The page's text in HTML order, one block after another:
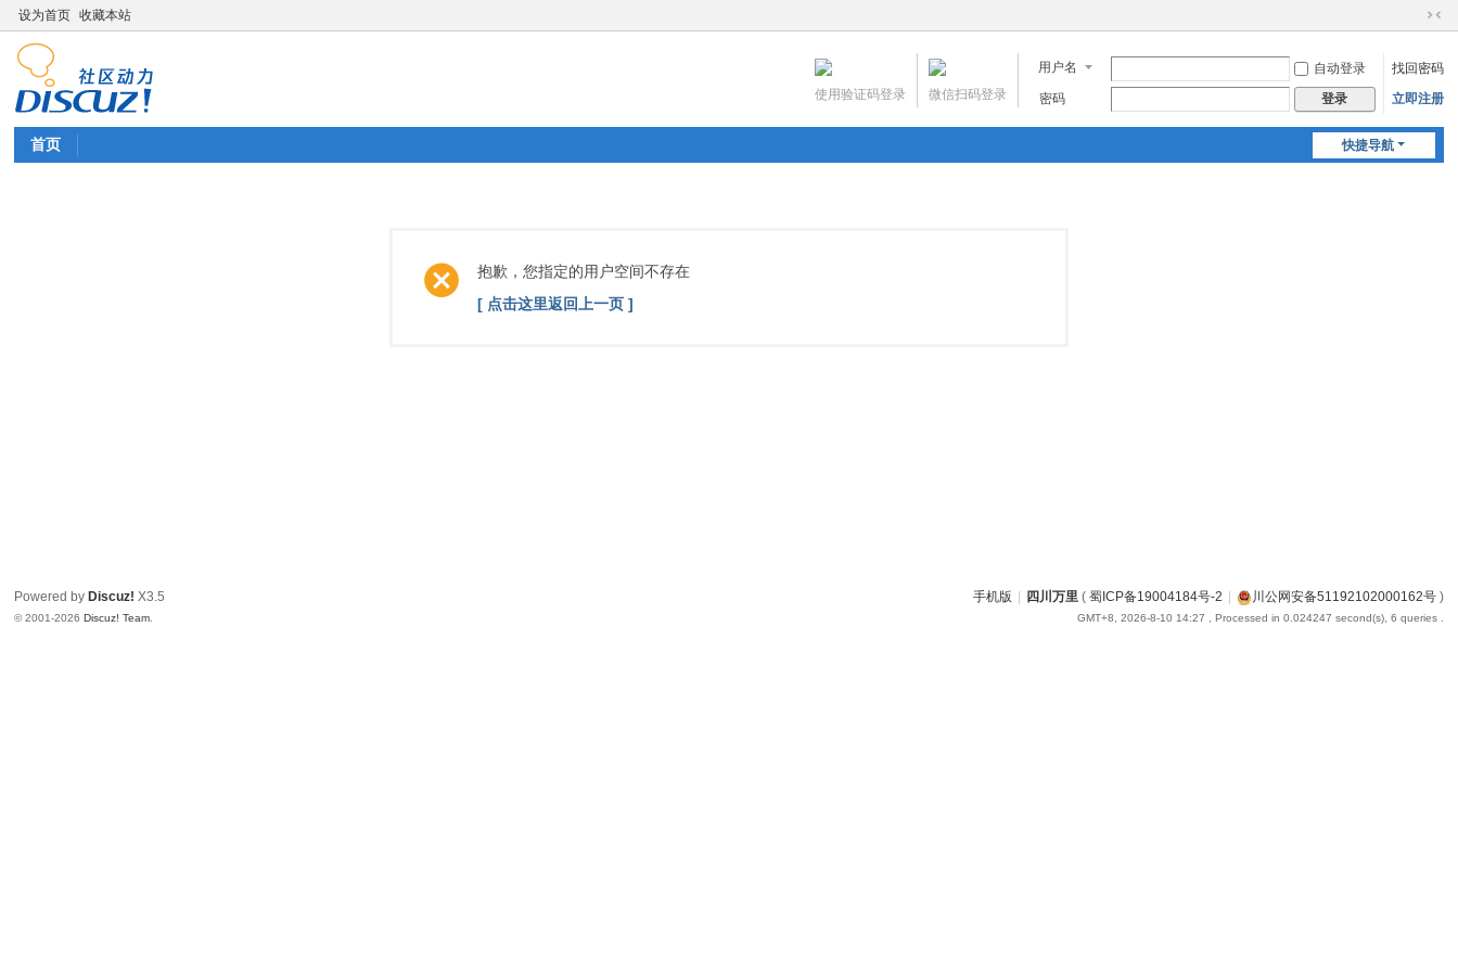
设为首页 收藏本站
切
到
窄
用户名 自动登录
找回密码
密码
登录 立即注册
微信扫码登录
使用验证码登录
快捷导航
首页
抱歉，您指定的用户空间不存在
[ 点击这里返回上一页 ]
手机版 四川万里( 蜀ICP备19004184号-2 川公网安备51192102000162号)
GMT+8, 2026-8-10 14:27 , Processed in 0.024247 second(s), 6 queries .
Powered by Discuz! X3.5
© 2001-2026Discuz! Team